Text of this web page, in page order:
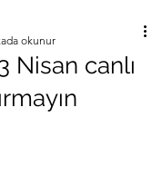
Nisan canlı
okunur